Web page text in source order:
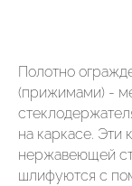
Полотно
(прижимами) -
на каркасе. Эти
нержавеющей
шлифуются с